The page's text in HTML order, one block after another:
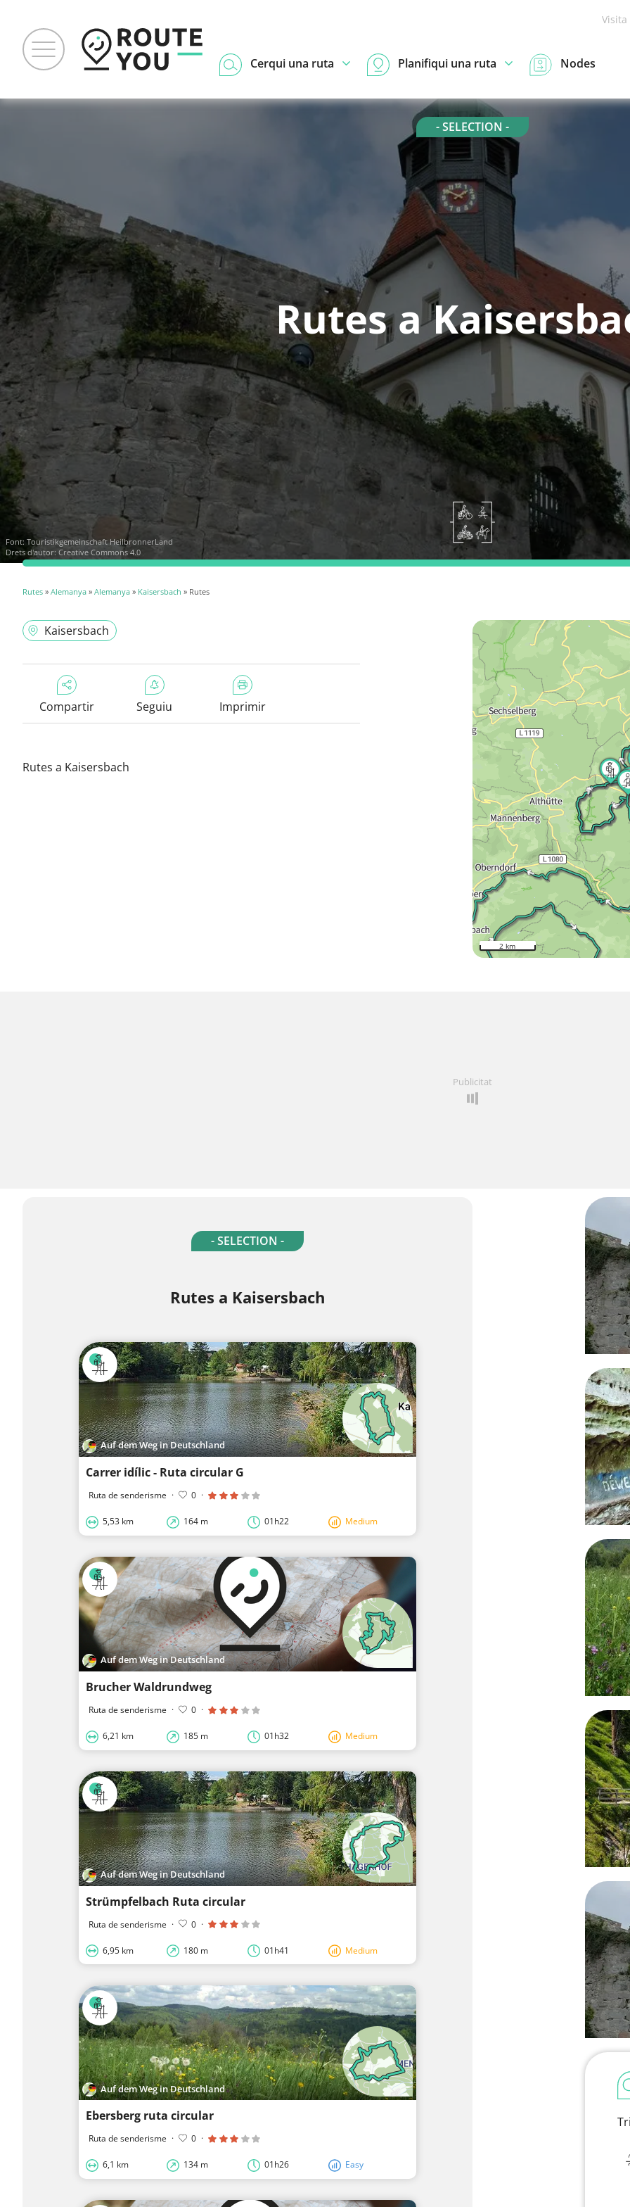
Cerqui una ruta Planifiqui una ruta Nodes
- SELECTION -
Rutes a
Font: Touristikgemeinschaft HeilbronnerLand
Drets d'autor: Creative Commons 4.0
Rutes » Alemanya » Alemanya » Kaisersbach » Rutes
Kaisersbach
Compartir Seguiu Imprimir
Rutes a Kaisersbach
2 km
Publicitat
- SELECTION -
Rutes a Kaisersbach
Auf dem Weg in Deutschland
Carrer idílic - Ruta circular G
Ruta de senderisme · 0 ·
5,53 km 164 m 01h22 Medium
Auf dem Weg in Deutschland
Brucher Waldrundweg
Ruta de senderisme · 0 ·
6,21 km 185 m 01h32 Medium
Auf dem Weg in Deutschland
Strümpfelbach Ruta circular
Ruta de senderisme · 0 ·
6,95 km 180 m 01h41 Medium
Auf dem Weg in Deutschland
Ebersberg ruta circular
Ruta de senderisme · 0 ·
6,1 km 134 m 01h26 Easy